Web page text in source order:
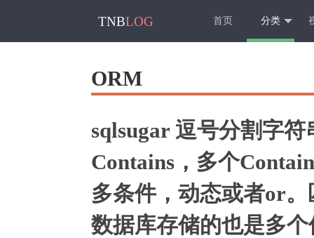
TNBLOG 首页 分类
ORM
sqlsugar 逗号分割字
Contains，多个
多条件，动态或者or
数据库存储的也是多个